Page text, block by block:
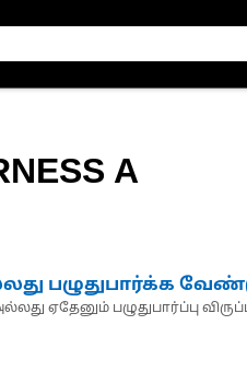
A
பழுதுபார்க்க
ஏதேனும் பழுதுபார்ப்பு